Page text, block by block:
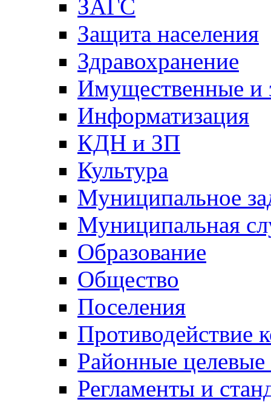
ЗАГС
Защита населения
Здравохранение
Имущественные и
Информатизация
КДН и ЗП
Культура
Муниципальное
Муниципальная
Образование
Общество
Поселения
Противодействие
Районные
Регламенты и